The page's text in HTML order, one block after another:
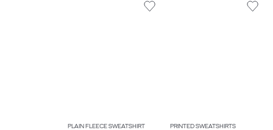
PLAIN FLEECE SWEATSHIRT PRINTED SWEATSHIRTS